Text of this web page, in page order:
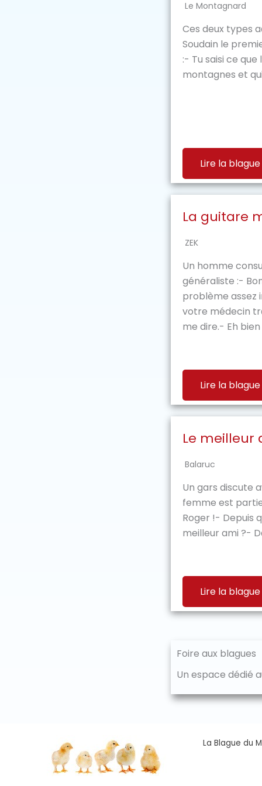
Le Montagnard
Ces deux types
Soudain le
:- Tu saisi ce
montagnes et
Lire la blague
La guitare
ZEK
Un homme
généraliste :-
problème assez
votre médecin
me dire.- Eh bien
Lire la blague
Le meilleur
Balaruc
Un gars discute
femme est
Roger !- Depuis
meilleur ami ?-
Lire la blague
Foire aux blagues
Un espace dédié
La Blague du